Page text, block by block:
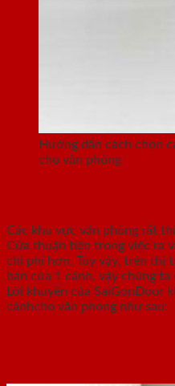
Hướng dẫn cách chọn
cho văn phòng
Các khu vực văn phòng rất
Cửa thuận tiện trong việc ra
chi phí hơn. Tuy vậy, trên thị
bán cửa 1 cánh, vậy chúng
Lời khuyên của SaiGonDoor
cánhcho văn phòng như sau: